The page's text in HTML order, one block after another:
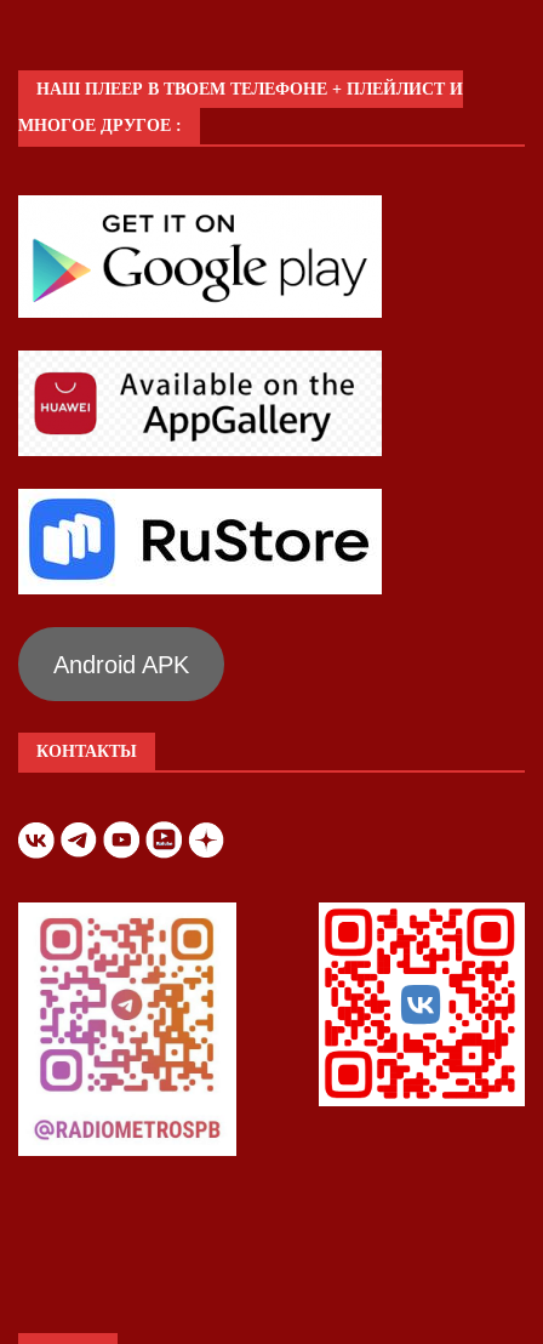
НАШ ПЛЕЕР В ТВОЕМ ТЕЛЕФОНЕ + ПЛЕЙЛИСТ И
МНОГОЕ ДРУГОЕ :
Android APK
КОНТАКТЫ